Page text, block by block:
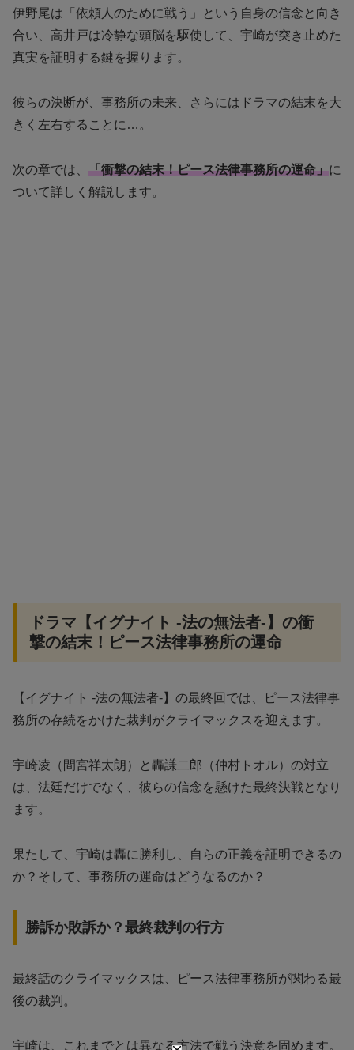
伊野尾は「依頼人のために戦う」という自身の信念と向き
合い、高井戸は冷静な頭脳を駆使して、宇崎が突き止めた
真実を証明する鍵を握ります。
彼らの決断が、事務所の未来、さらにはドラマの結末を大
きく左右することに…。
次の章では、 「衝撃の結末！ピース法律事務所の運命」に
ついて詳しく解説します。
ドラマ【イグナイト -法の無法者-】の衝
撃の結末！ピース法律事務所の運命
【イグナイト -法の無法者-】の最終回では、ピース法律事
務所の存続をかけた裁判がクライマックスを迎えます。
宇崎凌（間宮祥太朗）と轟謙二郎（仲村トオル）の対立
は、法廷だけでなく、彼らの信念を懸けた最終決戦となり
ます。
果たして、宇崎は轟に勝利し、自らの正義を証明できるの
か？そして、事務所の運命はどうなるのか？
勝訴か敗訴か？最終裁判の行方
最終話のクライマックスは、ピース法律事務所が関わる最
後の裁判。
宇崎は、これまでとは異なる方法で戦う決意を固めます。